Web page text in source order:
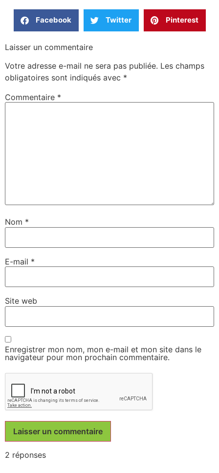
Facebook Twitter Pinterest
Laisser un commentaire
Votre adresse e-mail ne sera pas publiée. Les champs
obligatoires sont indiqués avec *
Commentaire *
Nom *
E-mail *
Site web
Enregistrer mon nom, mon e-mail et mon site dans le
navigateur pour mon prochain commentaire.
2 réponses